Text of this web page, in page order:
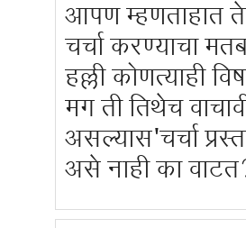
आपण म्हणताहात
चर्चा करण्याचा
हल्ली कोणत्याही
मग ती तिथेच
असल्यास'चर्चा
असे नाही का